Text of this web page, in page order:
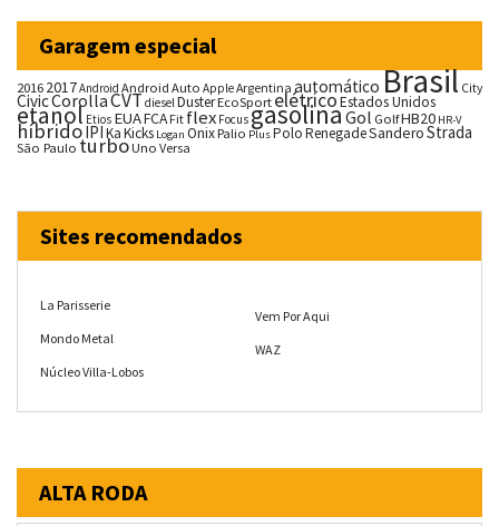
Garagem especial
20162017Android Android Auto AppleArgentina automáticoBrasil City
CivicCorollaCVTdieselDusterEcoSportelétricoEstados Unidos
etanol Etios EUAFCA Fit flex FocusgasolinaGol GolfHB20 HR-V
híbridoIPIKaKicks Logan OnixPalio PlusPoloRenegadeSanderoStrada
São Paulo turboUno Versa
Sites recomendados
La Parisserie
Mondo Metal
Núcleo Villa-Lobos
Vem Por Aqui
WAZ
ALTA RODA